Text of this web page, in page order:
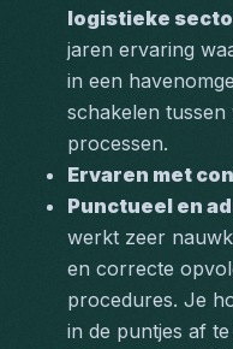
logistieke
jaren ervaring
in een
schakelen tussen
processen.
Ervaren met
Punctueel en
werkt zeer
en correcte
procedures. Je
in de puntjes af